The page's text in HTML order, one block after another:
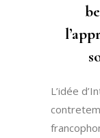
L’idée